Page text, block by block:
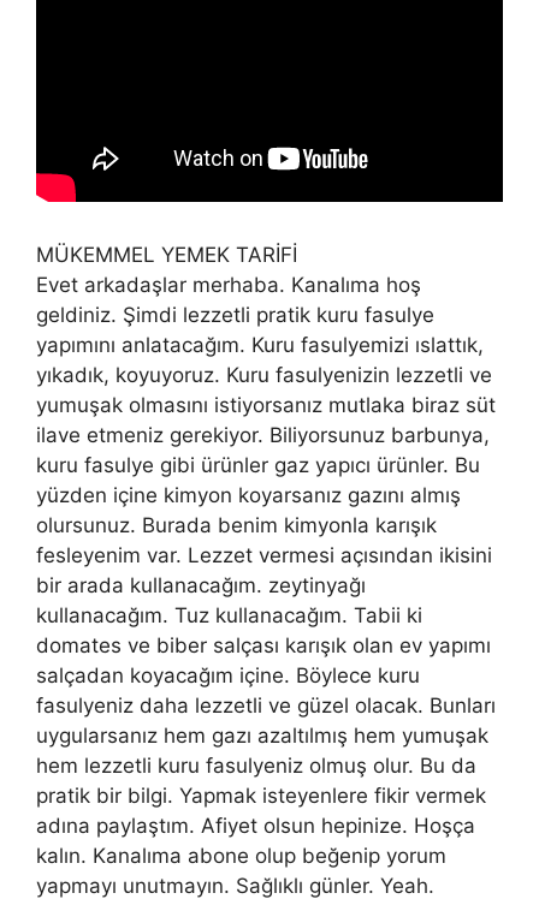
MÜKEMMEL YEMEK TARİFİ
Evet arkadaşlar merhaba. Kanalıma hoş
geldiniz. Şimdi lezzetli pratik kuru fasulye
yapımını anlatacağım. Kuru fasulyemizi ıslattık,
yıkadık, koyuyoruz. Kuru fasulyenizin lezzetli ve
yumuşak olmasını istiyorsanız mutlaka biraz süt
ilave etmeniz gerekiyor. Biliyorsunuz barbunya,
kuru fasulye gibi ürünler gaz yapıcı ürünler. Bu
yüzden içine kimyon koyarsanız gazını almış
olursunuz. Burada benim kimyonla karışık
fesleyenim var. Lezzet vermesi açısından ikisini
bir arada kullanacağım. zeytinyağı
kullanacağım. Tuz kullanacağım. Tabii ki
domates ve biber salçası karışık olan ev yapımı
salçadan koyacağım içine. Böylece kuru
fasulyeniz daha lezzetli ve güzel olacak. Bunları
uygularsanız hem gazı azaltılmış hem yumuşak
hem lezzetli kuru fasulyeniz olmuş olur. Bu da
pratik bir bilgi. Yapmak isteyenlere fikir vermek
adına paylaştım. Afiyet olsun hepinize. Hoşça
kalın. Kanalıma abone olup beğenip yorum
yapmayı unutmayın. Sağlıklı günler. Yeah.